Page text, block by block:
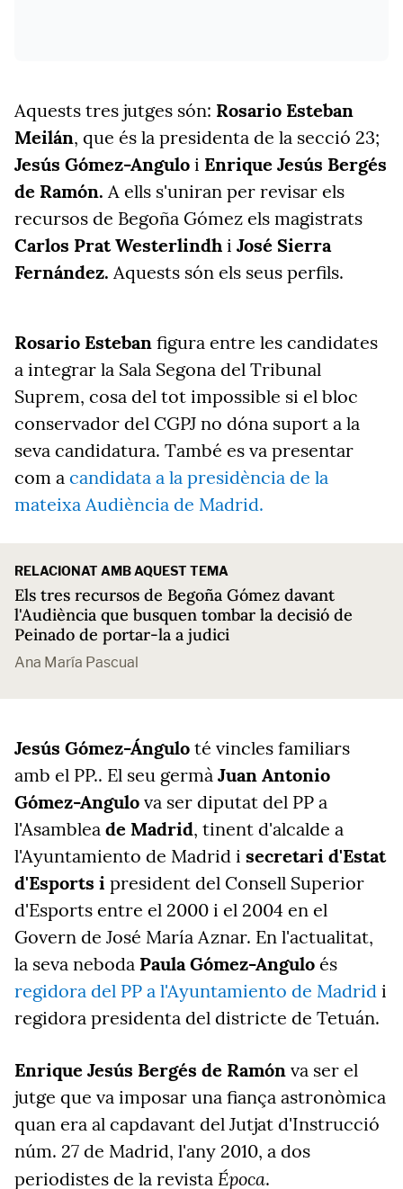
Aquests tres jutges són: Rosario Esteban
Meilán, que és la presidenta de la secció 23;
Jesús Gómez-Angulo i Enrique Jesús Bergés
de Ramón. A ells s'uniran per revisar els
recursos de Begoña Gómez els magistrats
Carlos Prat Westerlindh i José Sierra
Fernández. Aquests són els seus perfils.
Rosario Esteban figura entre les candidates
a integrar la Sala Segona del Tribunal
Suprem, cosa del tot impossible si el bloc
conservador del CGPJ no dóna suport a la
seva candidatura. També es va presentar
com a candidata a la presidència de la
mateixa Audiència de Madrid.
RELACIONAT AMB AQUEST TEMA
Els tres recursos de Begoña Gómez davant
l'Audiència que busquen tombar la decisió de
Peinado de portar-la a judici
Ana María Pascual
Jesús Gómez-Ángulo té vincles familiars
amb el PP.. El seu germà Juan Antonio
Gómez-Angulo va ser diputat del PP a
l'Asamblea de Madrid, tinent d'alcalde a
l'Ayuntamiento de Madrid i secretari d'Estat
d'Esports i president del Consell Superior
d'Esports entre el 2000 i el 2004 en el
Govern de José María Aznar. En l'actualitat,
la seva neboda Paula Gómez-Angulo és
regidora del PP a l'Ayuntamiento de Madrid i
regidora presidenta del districte de Tetuán.
Enrique Jesús Bergés de Ramón va ser el
jutge que va imposar una fiança astronòmica
quan era al capdavant del Jutjat d'Instrucció
núm. 27 de Madrid, l'any 2010, a dos
periodistes de la revista Época.